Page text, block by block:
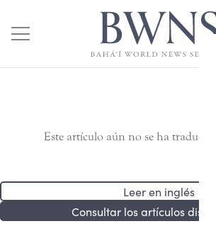
Este artículo aún no se ha traducido
Leer en inglés
Consultar los artículos